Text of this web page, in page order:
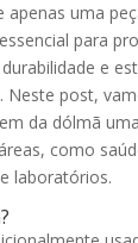
uma
para
e
Neste post,
da dólmã
como
laboratórios.